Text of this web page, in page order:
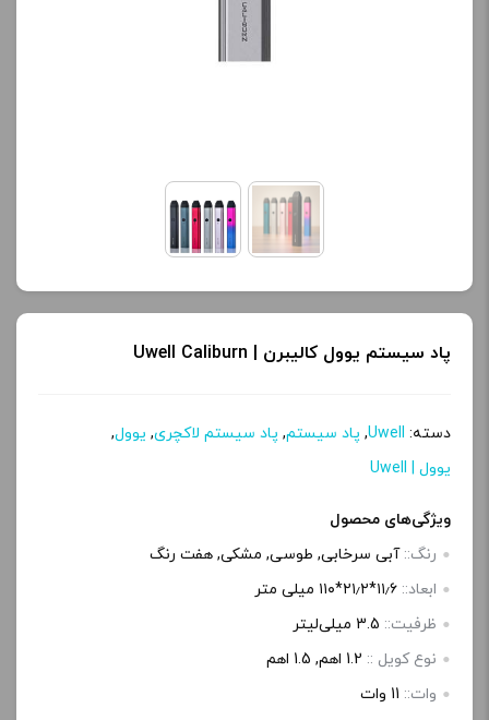
ک
پاد سیستم یوول کالیبرن | Uwell Caliburn
دسته: Uwell
, پاد سیستم, پاد سیستم لاکچری, یوول,
یوول | Uwell
ویژگی‌های محصول
رنگ::آبی سرخابی, طوسی, مشکی, هفت رنگ
ابعاد:: ۱۱٫۶*۲۱٫۲*۱۱۰ میلی متر
ظرفیت:: 3.5 میلی‌لیتر
نوع کویل :: 1.2 اهم, 1.5 اهم
وات:: 11 وات